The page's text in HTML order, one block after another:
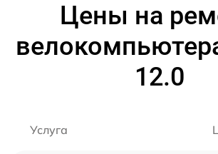
Цены на
12.0
Услуга